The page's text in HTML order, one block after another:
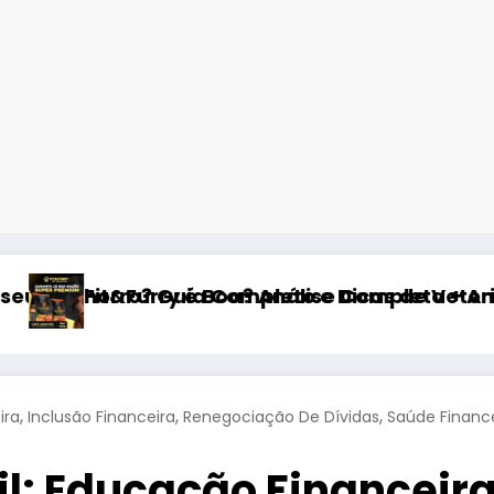
e Dicas de Veterinário
Análise Completa + Amostra Grátis (Review
Hospede Seu
, Inclusão Financeira, Renegociação De Dívidas, Saúde